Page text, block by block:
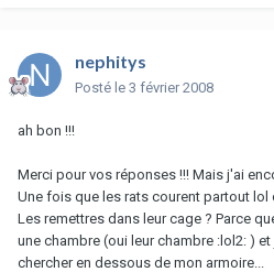
nephitys
Posté le 3 février 2008
ah bon !!!
Merci pour vos réponses !!! Mais j'ai
Une fois que les rats courent partout lol
Les remettres dans leur cage ? Parce
une chambre (oui leur chambre :lol2: )
chercher en dessous de mon armoire...